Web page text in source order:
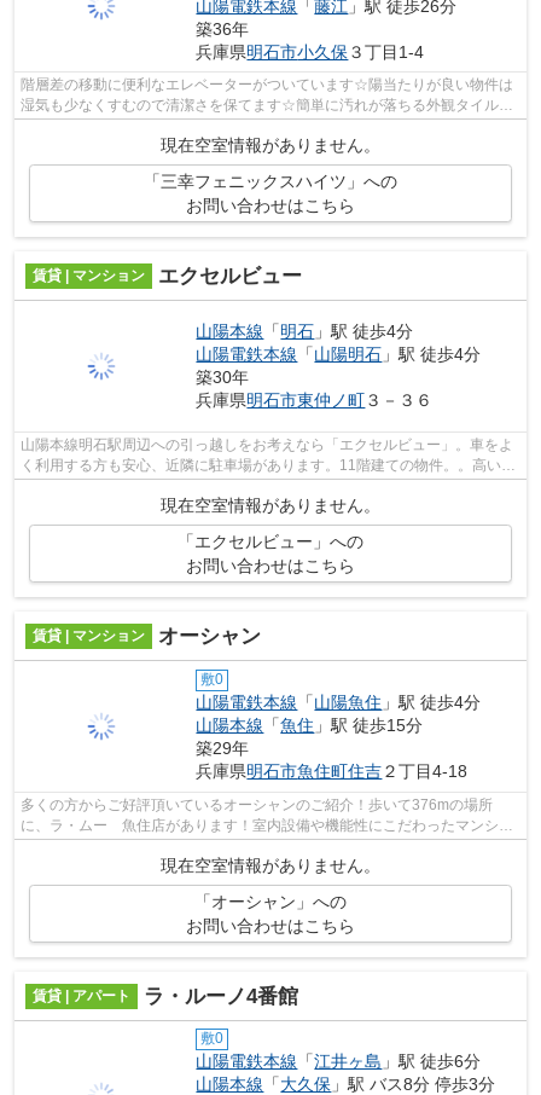
山陽電鉄本線 「藤江 」駅 徒歩26分
築36年
兵庫県明石市小久保３丁目1-4
階層差の移動に便利なエレベーターがついています☆陽当たりが良い物件は
湿気も少なくすむので清潔さを保てます☆簡単に汚れが落ちる外観タイル張
現在空室情報がありません。
「三幸フェニックスハイツ」への
お問い合わせはこちら
賃貸 | マンション エクセルビュー
山陽本線 「明石 」駅 徒歩4分
山陽電鉄本線 「山陽明石 」駅 徒歩4分
築30年
兵庫県明石市東仲ノ町３－３６
山陽本線明石駅周辺への引っ越しをお考えなら「エクセルビュー」。車をよ
く利用する方も安心、近隣に駐車場があります。11階建ての物件。。高いニ
現在空室情報がありません。
「エクセルビュー」への
お問い合わせはこちら
賃貸 | マンション オーシャン
敷0
山陽電鉄本線 「山陽魚住 」駅 徒歩4分
山陽本線 「魚住 」駅 徒歩15分
築29年
兵庫県明石市魚住町住吉２丁目4-18
多くの方からご好評頂いているオーシャンのご紹介！歩いて376mの場所
に、ラ・ムー 魚住店があります！室内設備や機能性にこだわったマンショ
現在空室情報がありません。
「オーシャン」への
お問い合わせはこちら
賃貸 | アパート ラ・ルーノ4番館
敷0
山陽電鉄本線 「江井ヶ島 」駅 徒歩6分
山陽本線 「大久保 」駅 バス8分 停歩3分